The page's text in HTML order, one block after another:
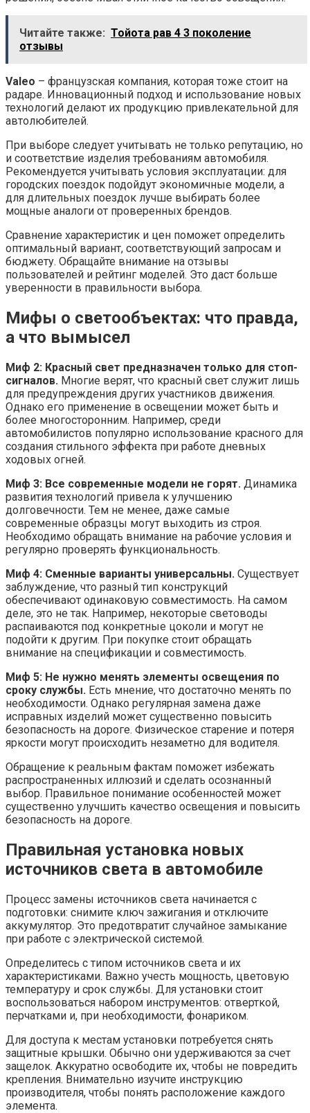
Читайте также: Тойота рав 4 3 поколение
отзывы
Valeo – французская компания, которая тоже стоит на
радаре. Инновационный подход и использование новых
технологий делают их продукцию привлекательной для
автолюбителей.
При выборе следует учитывать не только репутацию, но
и соответствие изделия требованиям автомобиля.
Рекомендуется учитывать условия эксплуатации: для
городских поездок подойдут экономичные модели, а
для длительных поездок лучше выбирать более
мощные аналоги от проверенных брендов.
Сравнение характеристик и цен поможет определить
оптимальный вариант, соответствующий запросам и
бюджету. Обращайте внимание на отзывы
пользователей и рейтинг моделей. Это даст больше
уверенности в правильности выбора.
Мифы о светообъектах: что правда,
а что вымысел
Миф 2: Красный свет предназначен только для стоп-
сигналов. Многие верят, что красный свет служит лишь
для предупреждения других участников движения.
Однако его применение в освещении может быть и
более многосторонним. Например, среди
автомобилистов популярно использование красного для
создания стильного эффекта при работе дневных
ходовых огней.
Миф 3: Все современные модели не горят. Динамика
развития технологий привела к улучшению
долговечности. Тем не менее, даже самые
современные образцы могут выходить из строя.
Необходимо обращать внимание на рабочие условия и
регулярно проверять функциональность.
Миф 4: Сменные варианты универсальны. Существует
заблуждение, что разный тип конструкций
обеспечивают одинаковую совместимость. На самом
деле, это не так. Например, некоторые световоды
распаиваются под конкретные цоколи и могут не
подойти к другим. При покупке стоит обращать
внимание на спецификации и совместимость.
Миф 5: Не нужно менять элементы освещения по
сроку службы. Есть мнение, что достаточно менять по
необходимости. Однако регулярная замена даже
исправных изделий может существенно повысить
безопасность на дороге. Физическое старение и потеря
яркости могут происходить незаметно для водителя.
Обращение к реальным фактам поможет избежать
распространенных иллюзий и сделать осознанный
выбор. Правильное понимание особенностей может
существенно улучшить качество освещения и повысить
безопасность на дороге.
Правильная установка новых
источников света в автомобиле
Процесс замены источников света начинается с
подготовки: снимите ключ зажигания и отключите
аккумулятор. Это предотвратит случайное замыкание
при работе с электрической системой.
Определитесь с типом источников света и их
характеристиками. Важно учесть мощность, цветовую
температуру и срок службы. Для установки стоит
воспользоваться набором инструментов: отверткой,
перчатками и, при необходимости, фонариком.
Для доступа к местам установки потребуется снять
защитные крышки. Обычно они удерживаются за счет
защелок. Аккуратно освободите их, чтобы не повредить
крепления. Внимательно изучите инструкцию
производителя, чтобы понять расположение каждого
элемента.